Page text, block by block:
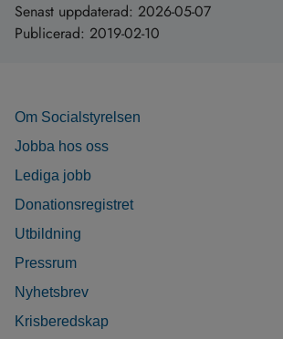
Senast uppdaterad: 2026-05-07
Publicerad: 2019-02-10
Om Socialstyrelsen
Jobba hos oss
Lediga jobb
Donationsregistret
Utbildning
Pressrum
Nyhetsbrev
Krisberedskap